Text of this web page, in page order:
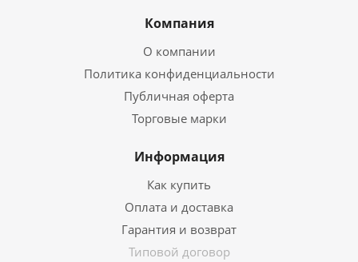
Компания
О компании
Политика конфиденциальности
Публичная оферта
Торговые марки
Информация
Как купить
Оплата и доставка
Гарантия и возврат
Типовой договор